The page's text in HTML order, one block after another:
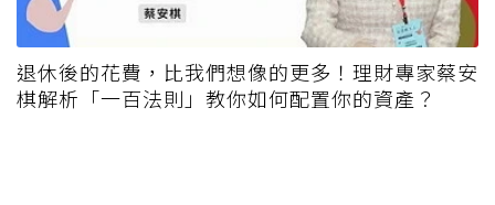
退休後的花費，比我們想像的更多！理財專家蔡安
棋解析「一百法則」教你如何配置你的資產？